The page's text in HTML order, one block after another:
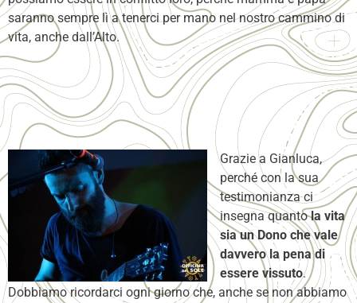
saranno sempre lì a tenerci per mano nel nostro cammino di
vita, anche dall’Alto.
Grazie a Gianluca,
perché con la sua
testimonianza ci
insegna quantola vita
sia un Dono che vale
davvero la pena di
essere vissuto.
Dobbiamo ricordarci ogni giorno che, anche se non abbiamo